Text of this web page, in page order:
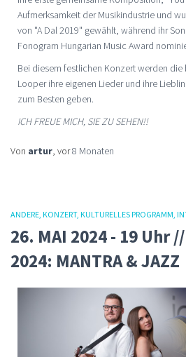
Aufmerksamkeit der Musikindustrie und
von "A Dal 2019" gewählt, während ihr
Fonogram Hungarian Music Award
Bei diesem festlichen Konzert werden die
Looper ihre eigenen Lieder und ihre
zum Besten geben.
ICH FREUE MICH, SIE ZU SEHEN!!
Von artur, vor8 Monaten
ANDERE KONZERT KULTURELLES PROGRAMM
26. MAI 2024 - 19 Uhr //
2024: MANTRA & JAZZ